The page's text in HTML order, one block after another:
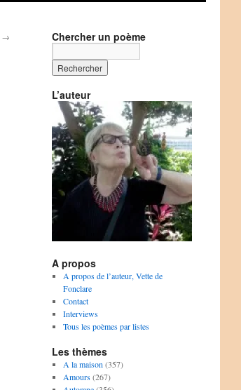
→ Chercher un poème
L’auteur
A propos
A propos de l’auteur, Vette de
Fonclare
Contact
Interviews
Tous les poèmes par listes
Les thèmes
A la maison (357)
Amours(267)